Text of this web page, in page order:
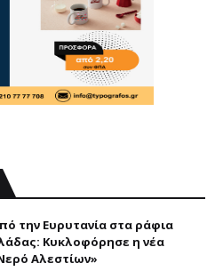
την Eυρυτανία στα ράφια
Κυκλοφόρησε η νέα
Aλεστίων»